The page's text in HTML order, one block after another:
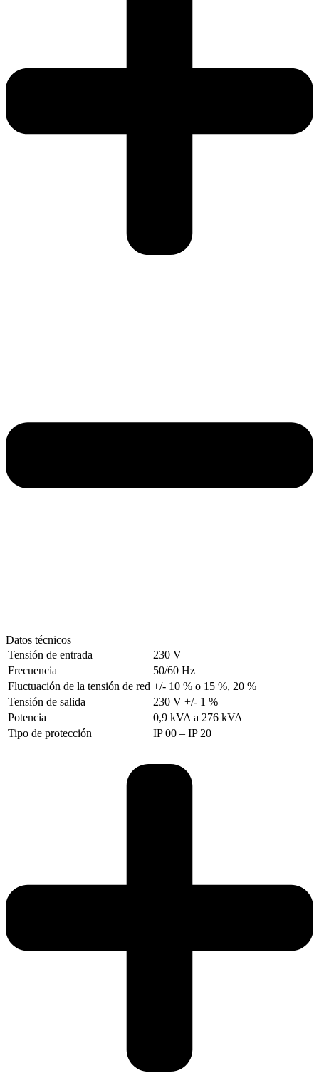
Datos técnicos
Tensión de entrada
230 V
Frecuencia
50/60 Hz
Fluctuación de la tensión de red +/- 10 % o 15 %, 20 %
Tensión de salida
230 V +/- 1 %
Potencia
0,9 kVA a 276 kVA
Tipo de protección
IP 00 – IP 20